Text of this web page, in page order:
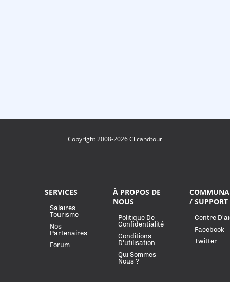
Copyright 2008-2026 Clicandtour
SERVICES
Salaires
Tourisme
Nos
Partenaires
Forum
À PROPOS DE
NOUS
Politique De
Confidentialité
Conditions
D'utilisation
Qui Sommes-
Nous ?
/ SUPPORT
Centre
Facebook
Twitter